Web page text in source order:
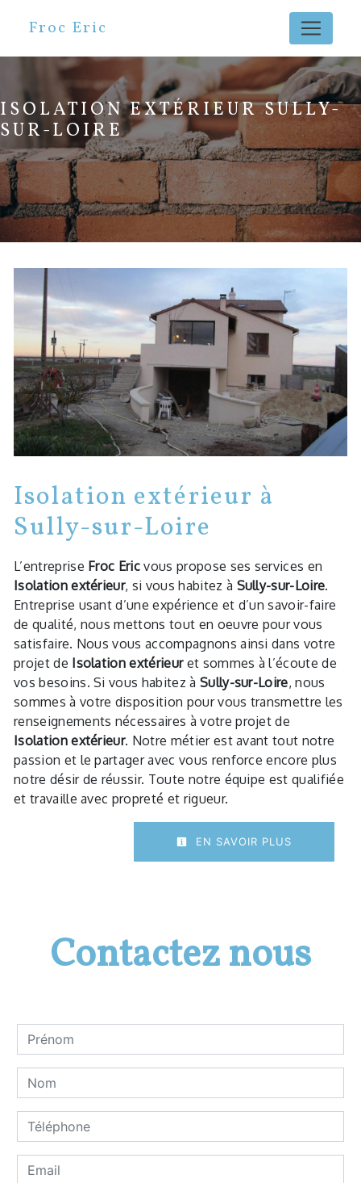
Froc Eric
ISOLATION EXTÉRIEUR SULLY-
SUR-LOIRE
Isolation extérieur à
Sully-sur-Loire
L’entreprise Froc Eric vous propose ses services en
Isolation extérieur, si vous habitez à Sully-sur-Loire.
Entreprise usant d’une expérience et d’un savoir-faire
de qualité, nous mettons tout en oeuvre pour vous
satisfaire. Nous vous accompagnons ainsi dans votre
projet de Isolation extérieuret sommes à l’écoute de
vos besoins. Si vous habitez à Sully-sur-Loire, nous
sommes à votre disposition pour vous transmettre les
renseignements nécessaires à votre projet de
Isolation extérieur. Notre métier est avant tout notre
passion et le partager avec vous renforce encore plus
notre désir de réussir. Toute notre équipe est qualifiée
et travaille avec propreté et rigueur.
EN SAVOIR PLUS
Contactez nous